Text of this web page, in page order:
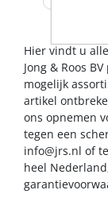
Hier vindt u
Jong & Roos
mogelijk
artikel
ons opnemen
tegen een
info@jrs.nl of
heel